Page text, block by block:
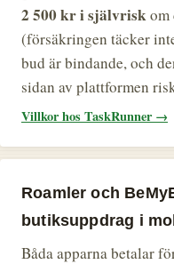
2 500 kr i självriskom
(försäkringen täcker
bud är bindande, och
sidan av plattformen
Villkor hos TaskRunner →
Roamler och
butiksuppdrag i
Båda apparna betalar